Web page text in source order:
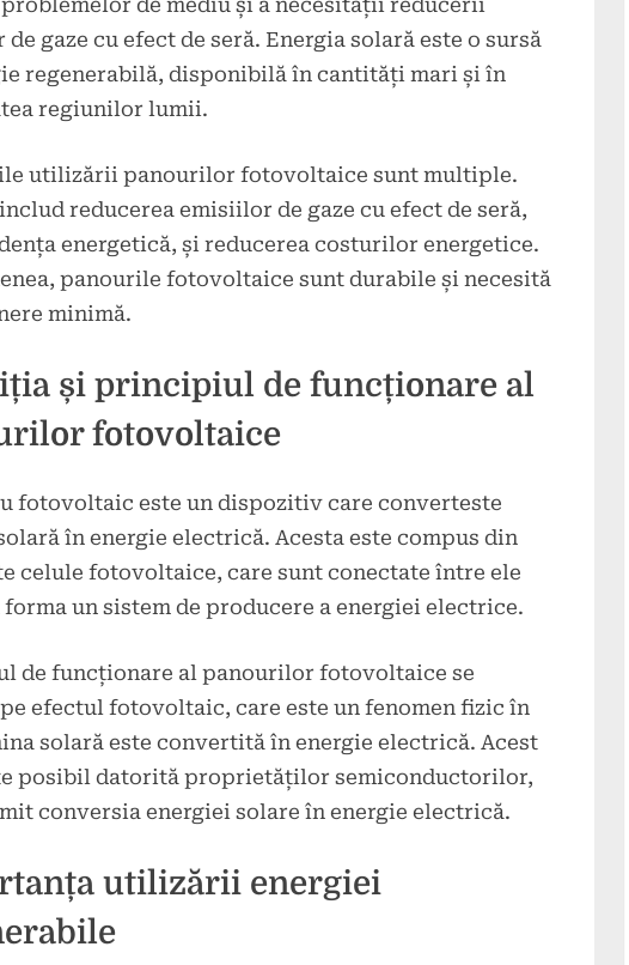
de mediu și a necesității reducerii
gaze cu efect de seră. Energia solară este o sursă
regenerabilă, disponibilă în cantități mari și în
regiunilor lumii.
utilizării panourilor fotovoltaice sunt multiple.
reducerea emisiilor de gaze cu efect de seră,
energetică, și reducerea costurilor energetice.
panourile fotovoltaice sunt durabile și necesită
minimă.
și principiul de funcționare al
fotovoltaice
fotovoltaic este un dispozitiv care converteste
în energie electrică. Acesta este compus din
celule fotovoltaice, care sunt conectate între ele
un sistem de producere a energiei electrice.
de funcționare al panourilor fotovoltaice se
pe efectul fotovoltaic, care este un fenomen fizic în
solară este convertită în energie electrică. Acest
posibil datorită proprietăților semiconductorilor,
conversia energiei solare în energie electrică.
utilizării energiei